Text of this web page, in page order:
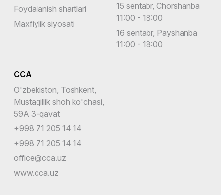
Foydalanish shartlari
Maxfiylik siyosati
15 sentabr, Chorshanba
11:00 - 18:00
16 sentabr, Payshanba
11:00 - 18:00
CCA
O'zbekiston, Toshkent,
Mustaqillik shoh ko'chasi,
59A 3-qavat
+998 71 205 14 14
+998 71 205 14 14
office@cca.uz
www.cca.uz